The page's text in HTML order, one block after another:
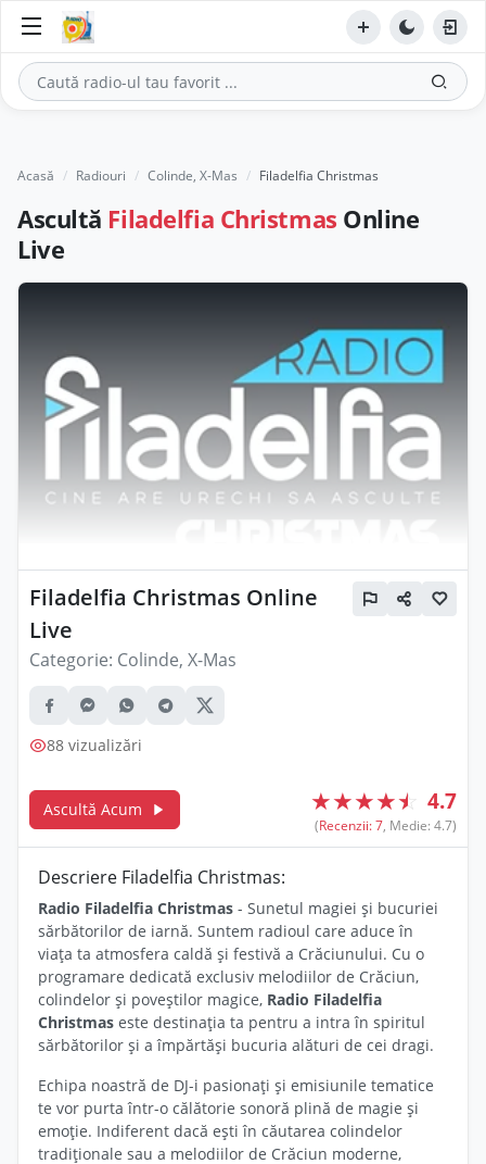
Acasă Radiouri Colinde, X-Mas Filadelfia Christmas
Ascultă Filadelfia Christmas Online
Live
Filadelfia Christmas Online
Live
Categorie: Colinde, X-Mas
88 vizualizări
Ascultă Acum ★★★★☆ 4.7
(Recenzii: 7, Medie: 4.7)
Descriere Filadelfia Christmas:
Radio Filadelfia Christmas - Sunetul magiei și bucuriei
sărbătorilor de iarnă. Suntem radioul care aduce în
viața ta atmosfera caldă și festivă a Crăciunului. Cu o
programare dedicată exclusiv melodiilor de Crăciun,
colindelor și poveștilor magice, Radio Filadelfia
Christmas este destinația ta pentru a intra în spiritul
sărbătorilor și a împărtăși bucuria alături de cei dragi.
Echipa noastră de DJ-i pasionați și emisiunile tematice
te vor purta într-o călătorie sonoră plină de magie și
emoție. Indiferent dacă ești în căutarea colindelor
tradiționale sau a melodiilor de Crăciun moderne,